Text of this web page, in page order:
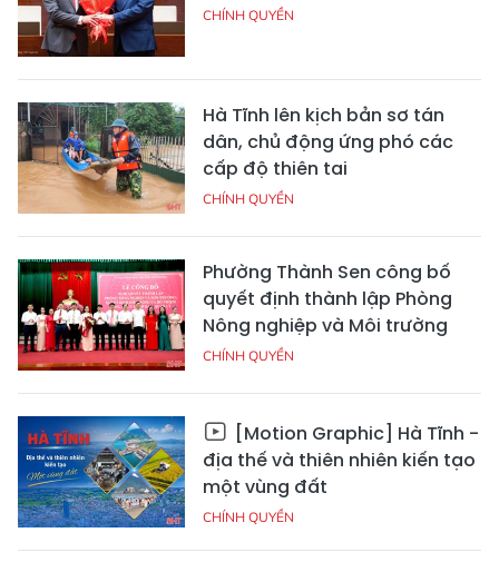
CHÍNH QUYỀN
Hà Tĩnh lên kịch bản sơ tán
dân, chủ động ứng phó các
cấp độ thiên tai
CHÍNH QUYỀN
Phường Thành Sen công bố
quyết định thành lập Phòng
Nông nghiệp và Môi trường
CHÍNH QUYỀN
[Motion Graphic] Hà Tĩnh -
địa thế và thiên nhiên kiến tạo
một vùng đất
CHÍNH QUYỀN